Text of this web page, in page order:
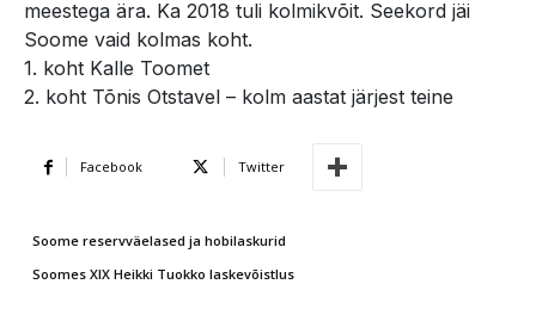
meestega ära. Ka 2018 tuli kolmikvõit. Seekord jäi
Soome vaid kolmas koht.
1. koht Kalle Toomet
2. koht Tõnis Otstavel – kolm aastat järjest teine
Facebook Twitter
Soome reservväelased ja hobilaskurid
Soomes XIX Heikki Tuokko laskevõistlus